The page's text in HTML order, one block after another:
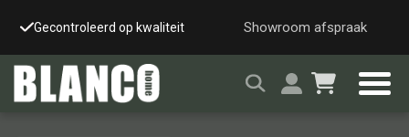
Gecontroleerd op kwaliteit Snelle & veilige
Showroom afspraak